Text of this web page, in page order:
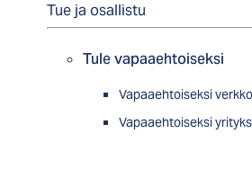
Tue ja osallistu
Tule vapaaehtoiseksi
Vapaaehtoiseksi
Vapaaehtoiseksi